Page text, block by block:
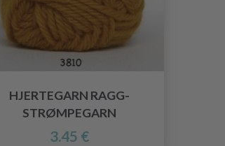
HJERTEGARN RAGG-
STRØMPEGARN
3.45 €